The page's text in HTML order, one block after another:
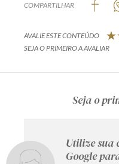
COMPARTILHAR
AVALIE ESTE CONTEÚDO
SEJA O PRIMEIRO A AVALIAR
Seja o
Utilize sua
Google